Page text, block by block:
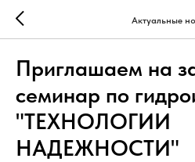
Актуальные
Приглашаем на
семинар по
"ТЕХНОЛОГИИ
НАДЕЖНОСТИ"